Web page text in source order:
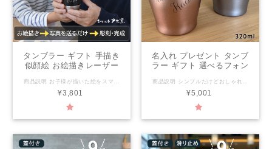
タンブラー ギフト 手描き
似顔絵 お絵描きレーザー
xt010 (単品)（洋） | タン
ブラー 名前入り 保温 冷温
誕生日 還暦祝い 父 母 男
ト 夕立窯
商品説明 お子様が描いた絵をスマホで撮影したものを送っていただき、写真そのままを彫刻したステンレスタンブラー 見た目が可愛く毎日使ってもらえるそんなデザイン。 ハンドメイドならではのオンリーワンをプレゼント ご注文を頂き、一から 一つ一つ手作りにて大切にお作りいたします。 大好きな方への記念日や結婚祝いにおすすめです。 二重構造になっているので保冷・保温機能が高く、 結露しにくく、熱くなりにくいのでHOTを入れても安心して持つ事が出来ます。 ●タンブラーカラー ブラック/ホワイトからお選びください。 写真をお送りいただきましてからの作成となります。 写真送付方法はご注文後、弊社公式LINEにお送りください。 名入れについて ●別途こちらでの入力は不可となります。 ●商品につきましては、キャンセル・返品を致しかねます。 レイアウトはデザイナーにおまかせとなります。 サイズ/材質 本体：約 直径8.0×12.2cm 400ml 素材：ステンレス レンジ/食洗機/オーブン レンジ不可/食洗機不可/オーブン不可 【注意事項】 ●密封容器ではありませんので、横にしたり、持ち運んだりしないでください。 ●手作り製品・型製品にかかわらず、重量、サイズに個体差がございます。 ●製品には、製造工程で生じた極小の黒点や小さなキズが見られる場合があります。 ●手洗い、食器洗浄機にかかわらず、洗剤は中性洗剤をおすすめいたします。 ●ご使用後は汚れを早く落とし、十分乾燥させてからご収納ください。 ●乾燥が不十分ですと、カビ・シミ・臭気の原因となる場合がございます。
¥3,801
名入れ プレゼント タンブ
ラー ギフト 選べるフォン
タンブラー 全2色
xt004p（ペア）（洋） |
名入れタンブラー 結婚祝
生日 還暦祝い 父 母 男性
女性 夕立窯
商品説明 シンプルだけどおしゃれな名入れステンレスタンブラー 見た目が可愛く毎日使ってもらえるそんなデザイン。 ハンドメイドならではのオンリーワンをプレゼント ご注文を頂き、一から 一つ一つ手作りにて大切にお作りいたします。 大好きな方への記念日や結婚祝いにおすすめです。 二重構造になっているので保冷・保温機能が高く、 結露しにくく、熱くなりにくいのでHOTを入れても安心して持つ事が出来ます。 ●タンブラーカラー ピンク/ブルーからお選びください。 一つ一つ丁寧に名入れ致します 窯元だから出来る名入れ商品 ご注文を受けてから作成を致します。 名入れについて ●上段：日本語4文字まで/英語8文字まで ●下段：日本語4文字まで/英語8文字まで ●名入れ商品につきましては、キャンセル・返品を致しかねます。 レイアウトはデザイナーにおまかせとなります。 ペア希望の方は1個目/2個目のカラーはご選択した項目通りの内容となります。 間違えないようご確認ください。 サイズ/材質 本体：約 直径8×h9.4cm 320ml フタ：約 8.5×7.8×ｈ2.2ｃｍ 素材：本体ステンレス フタ：ＡＳ パッキン：シリコン レンジ/食洗機/オーブン レンジ不可/食洗機不可/オーブン不可 【注意事項】 ●手作り製品・型製品にかかわらず、重量、サイズに個体差がございます。 ●製品には、製造工程で生じた極小の黒点や小さなキズが見られる場合があります。 ●手洗い、食器洗浄機にかかわらず、洗剤は中性洗剤をおすすめいたします。 ●ご使用後は汚れを早く落とし、十分乾燥させてからご収納ください。 ●乾燥が不十分ですと、カビ・シミ・臭気の原因となる場合がございます。
¥5,001